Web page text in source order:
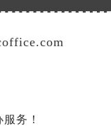
务！